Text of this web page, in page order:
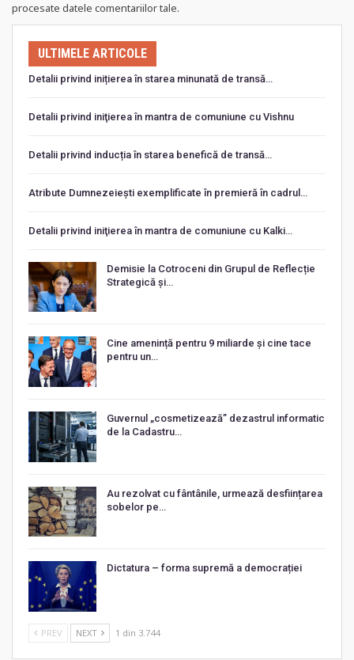
procesate datele comentariilor tale.
ULTIMELE ARTICOLE
Detalii privind inițierea în starea minunată de transă…
Detalii privind iniţierea în mantra de comuniune cu Vishnu
Detalii privind inducția în starea benefică de transă…
Atribute Dumnezeiești exemplificate în premieră în cadrul…
Detalii privind iniţierea în mantra de comuniune cu Kalki…
Demisie la Cotroceni din Grupul de Reflecție
Strategică și…
Cine amenință pentru 9 miliarde și cine tace
pentru un…
Guvernul „cosmetizează” dezastrul informatic
de la Cadastru…
Au rezolvat cu fântânile, urmează desființarea
sobelor pe…
Dictatura – forma supremă a democrației
PREV NEXT 1 din 3.744